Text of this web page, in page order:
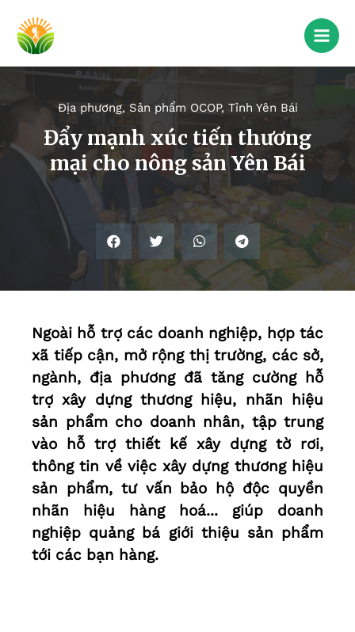
Địa phương, Sản phẩm OCOP, Tỉnh Yên Bái
Đẩy mạnh xúc tiến thương
mại cho nông sản Yên Bái
Ngoài hỗ trợ các doanh nghiệp, hợp tác
xã tiếp cận, mở rộng thị trường, các sở,
ngành, địa phương đã tăng cường hỗ
trợ xây dựng thương hiệu, nhãn hiệu
sản phẩm cho doanh nhân, tập trung
vào hỗ trợ thiết kế xây dựng tờ rơi,
thông tin về việc xây dựng thương hiệu
sản phẩm, tư vấn bảo hộ độc quyền
nhãn hiệu hàng hoá... giúp doanh
nghiệp quảng bá giới thiệu sản phẩm
tới các bạn hàng.